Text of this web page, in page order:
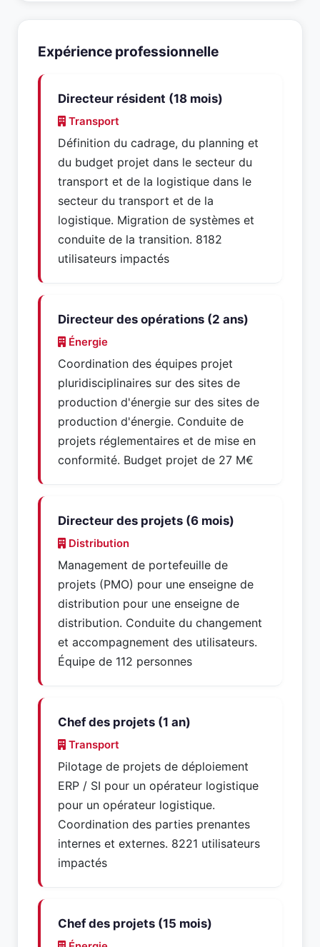
Expérience professionnelle
Directeur résident (18 mois)
Transport
Définition du cadrage, du planning et
du budget projet dans le secteur du
transport et de la logistique dans le
secteur du transport et de la
logistique. Migration de systèmes et
conduite de la transition. 8182
utilisateurs impactés
Directeur des opérations (2 ans)
Énergie
Coordination des équipes projet
pluridisciplinaires sur des sites de
production d'énergie sur des sites de
production d'énergie. Conduite de
projets réglementaires et de mise en
conformité. Budget projet de 27 M€
Directeur des projets (6 mois)
Distribution
Management de portefeuille de
projets (PMO) pour une enseigne de
distribution pour une enseigne de
distribution. Conduite du changement
et accompagnement des utilisateurs.
Équipe de 112 personnes
Chef des projets (1 an)
Transport
Pilotage de projets de déploiement
ERP / SI pour un opérateur logistique
pour un opérateur logistique.
Coordination des parties prenantes
internes et externes. 8221 utilisateurs
impactés
Chef des projets (15 mois)